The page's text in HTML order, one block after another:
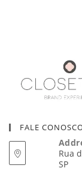
FALE
Rua
SP